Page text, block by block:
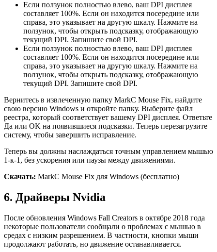
Если ползунок полностью влево, ваш DPI дисплея
составляет 100%. Если он находится посередине или
справа, это указывает на другую шкалу. Нажмите на
ползунок, чтобы открыть подсказку, отображающую
текущий DPI. Запишите свой DPI.
Если ползунок полностью влево, ваш DPI дисплея
составляет 100%. Если он находится посередине или
справа, это указывает на другую шкалу. Нажмите на
ползунок, чтобы открыть подсказку, отображающую
текущий DPI. Запишите свой DPI.
Вернитесь в извлеченную папку MarkC Mouse Fix, найдите
свою версию Windows и откройте папку. Выберите файл
реестра, который соответствует вашему DPI дисплея. Ответьте
Да или OK на появившиеся подсказки. Теперь перезагрузите
систему, чтобы завершить исправление.
Теперь вы должны наслаждаться точным управлением мышью
1-к-1, без ускорения или паузы между движениями.
Скачать: MarkC Mouse Fix для Windows (бесплатно)
6. Драйверы Nvidia
После обновления Windows Fall Creators в октябре 2018 года
некоторые пользователи сообщали о проблемах с мышью в
средах с низким разрешением. В частности, кнопки мыши
продолжают работать, но движение останавливается.